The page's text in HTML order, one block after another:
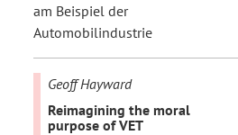
am Beispiel der
Automobilindustrie
Geoff Hayward
Reimagining the moral
purpose of VET